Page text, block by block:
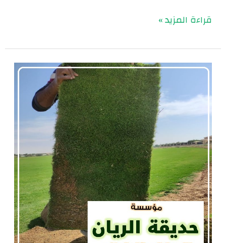
قراءة المزيد »
تركيب
الطبيعي
بالرياض